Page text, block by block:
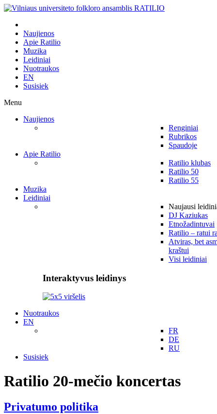
Naujienos
Apie Ratilio
Muzika
Leidiniai
Nuotraukos
EN
Susisiek
Menu
Naujienos
Renginiai
Rubrikos
Spaudoje
Apie Ratilio
Ratilio klubas
Ratilio 50
Ratilio 55
Muzika
Leidiniai
Naujausi
DJ Kaziukas
Etnožadintuvai
Ratilio – ratui
Atviras, bet
kraštui
Visi leidiniai
Interaktyvus leidinys
Nuotraukos
EN
FR
DE
RU
Susisiek
Ratilio 20-mečio koncertas
Privatumo politika